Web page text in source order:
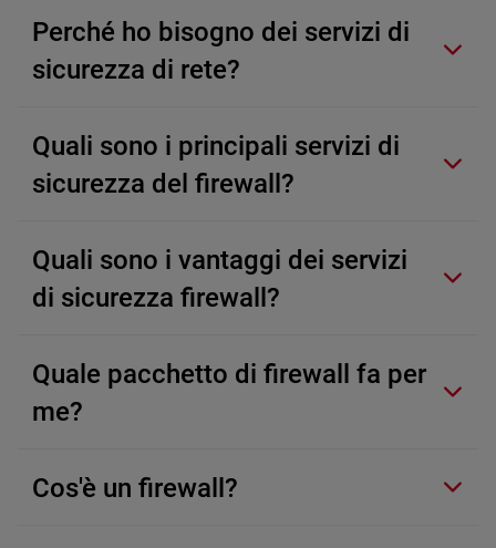
Perché ho bisogno dei servizi di
sicurezza di rete?
Quali sono i principali servizi di
sicurezza del firewall?
Quali sono i vantaggi dei servizi
di sicurezza firewall?
Quale pacchetto di firewall fa per
me?
Cos'è un firewall?